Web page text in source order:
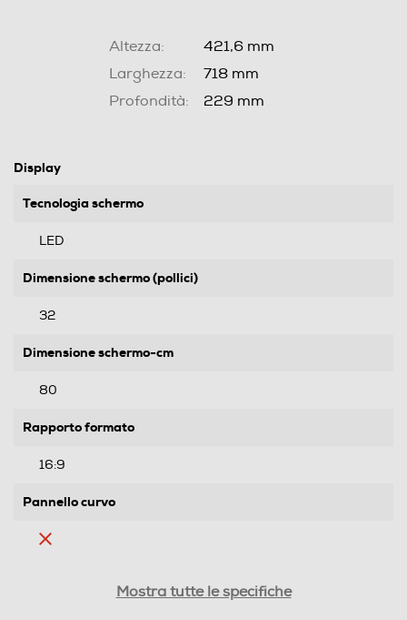
Altezza:
421,6 mm
Larghezza:
718 mm
Profondità:
229 mm
Display
Tecnologia schermo
LED
Dimensione schermo (pollici)
32
Dimensione schermo-cm
80
Rapporto formato
16:9
Pannello curvo
Mostra tutte le specifiche